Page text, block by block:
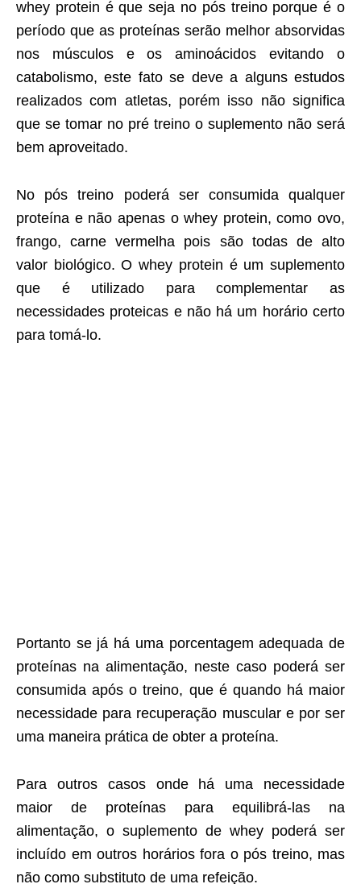
whey protein é que seja no pós treino porque é o
período que as proteínas serão melhor absorvidas
nos músculos e os aminoácidos evitando o
catabolismo, este fato se deve a alguns estudos
realizados com atletas, porém isso não significa
que se tomar no pré treino o suplemento não será
bem aproveitado.
No pós treino poderá ser consumida qualquer
proteína e não apenas o whey protein, como ovo,
frango, carne vermelha pois são todas de alto
valor biológico. O whey protein é um suplemento
que é utilizado para complementar as
necessidades proteicas e não há um horário certo
para tomá-lo.
Portanto se já há uma porcentagem adequada de
proteínas na alimentação, neste caso poderá ser
consumida após o treino, que é quando há maior
necessidade para recuperação muscular e por ser
uma maneira prática de obter a proteína.
Para outros casos onde há uma necessidade
maior de proteínas para equilibrá-las na
alimentação, o suplemento de whey poderá ser
incluído em outros horários fora o pós treino, mas
não como substituto de uma refeição.